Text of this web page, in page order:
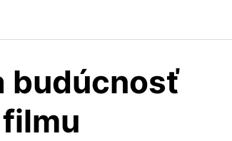
budúcnosť